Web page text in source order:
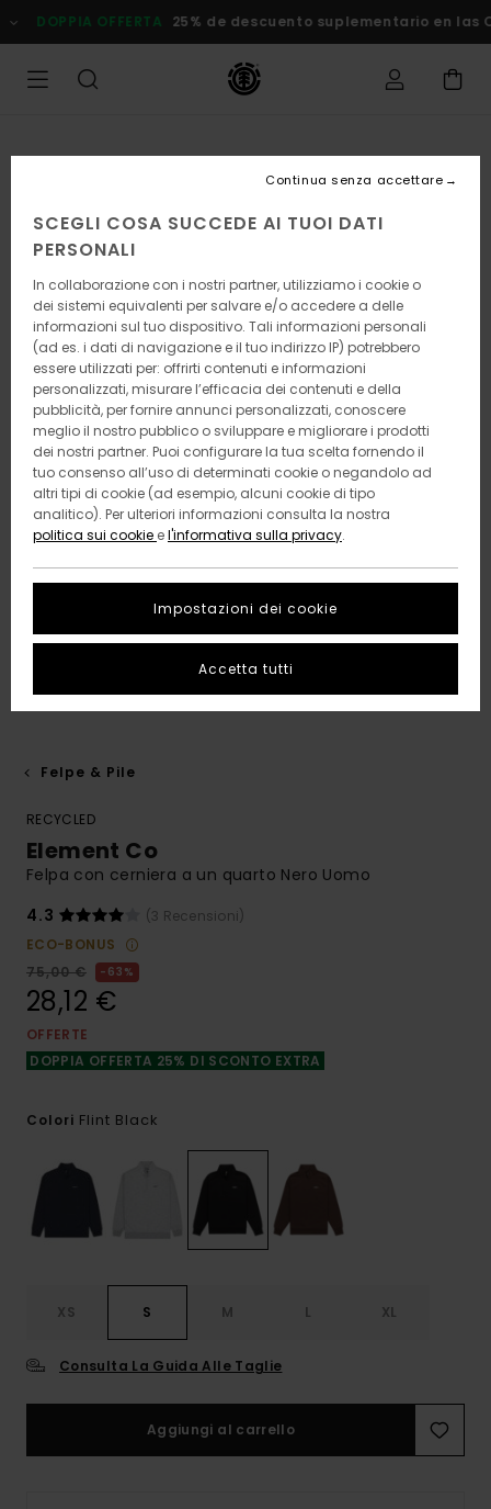
alle
informazioni
prodotto
DOPPIA OFFERTA 25% de descuento suplementario en las
Felpe & Pile
RECYCLED
Element Co
Felpa con cerniera a un quarto Nero Uomo
4.3
(3 Recensioni)
ECO-BONUS
75,00 €
63%
28,12 €
OFFERTE
DOPPIA OFFERTA 25% DI SCONTO EXTRA
Colori Flint Black
XS S M L XL
Consulta La Guida Alle Taglie
Aggiungi al carrello
SCEGLI COSA SUCCEDE AI TUOI DATI
PERSONALI
In collaborazione con i nostri partner, utilizziamo i cookie o
dei sistemi equivalenti per salvare e/o accedere a delle
informazioni sul tuo dispositivo. Tali informazioni personali
(ad es. i dati di navigazione e il tuo indirizzo IP) potrebbero
essere utilizzati per: offrirti contenuti e informazioni
personalizzati, misurare l’efficacia dei contenuti e della
pubblicità, per fornire annunci personalizzati, conoscere
meglio il nostro pubblico o sviluppare e migliorare i prodotti
dei nostri partner. Puoi configurare la tua scelta fornendo il
tuo consenso all’uso di determinati cookie o negandolo ad
altri tipi di cookie (ad esempio, alcuni cookie di tipo
analitico). Per ulteriori informazioni consulta la nostra
politica sui cookie el'informativa sulla privacy.
Impostazioni dei cookie
Continua senza accettare
Accetta tutti